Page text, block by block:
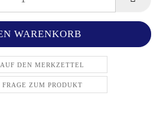
AUF DEN MERKZETTEL
FRAGE ZUM PRODUKT